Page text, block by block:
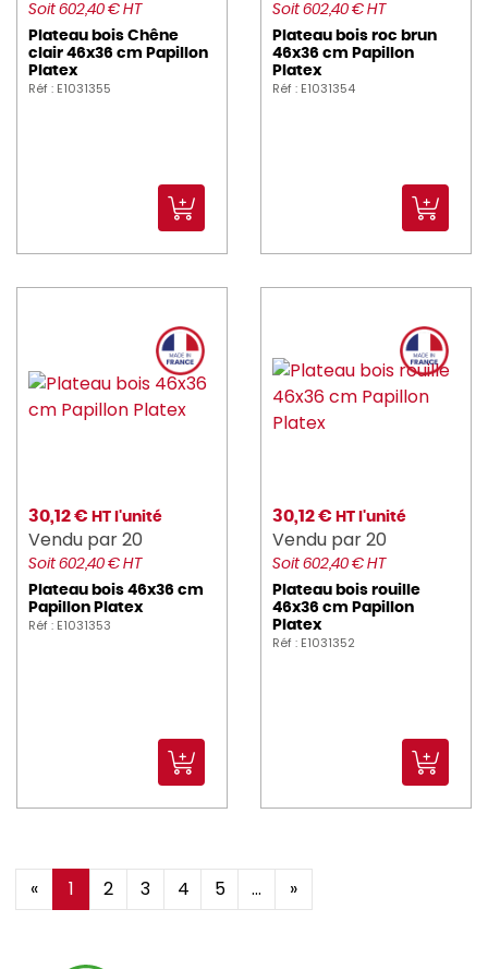
Soit 602,40 € HT
Plateau bois Chêne
clair 46x36 cm Papillon
Platex
Réf : E1031355
Soit 602,40 € HT
Plateau bois roc brun
46x36 cm Papillon
Platex
Réf : E1031354
30,12 € HT l'unité
Vendu par 20
Soit 602,40 € HT
Plateau bois 46x36 cm
Papillon Platex
Réf : E1031353
30,12 € HT l'unité
Vendu par 20
Soit 602,40 € HT
Plateau bois rouille
46x36 cm Papillon
Platex
Réf : E1031352
« 1 2 3 4 5 ... »